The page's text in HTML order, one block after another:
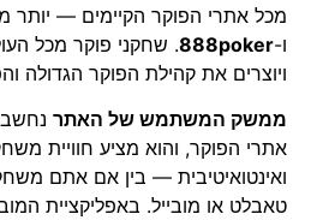
מכל אתרי הפוקר הקיימים — יותר מ-
888poker
ויוצרים את קהילת הפוקר הגדולה
ממשק המשתמש של האתרנחשב
אתרי הפוקר, והוא מציע חוויית
ואינטואיטיבית — בין אם אתם
טאבלט או מובייל. באפליקציית